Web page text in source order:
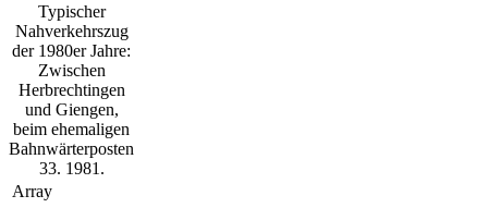
Typischer
Nahverkehrszug
der 1980er Jahre:
Zwischen
Herbrechtingen
und Giengen,
beim ehemaligen
Bahnwärterposten
33. 1981.
Array